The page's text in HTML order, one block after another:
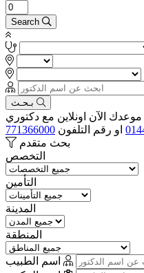
Search
موعدك الآن اونلاين مع دكتوري
771366000 او رقم التلفون
بحث متقدم
التخصص
التأمين
المدينة
المنطقة
اسم الطبيب